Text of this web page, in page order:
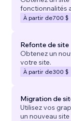
fonctionnalités
À partir de700 $
Refonte de site
Obtenez un
votre site.
À partir de300 $
Migration de
Utilisez vos
un nouveau site